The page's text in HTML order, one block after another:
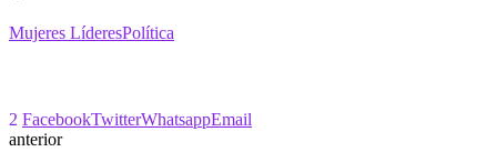
Mujeres LíderesPolítica
2 FacebookTwitterWhatsappEmail
anterior